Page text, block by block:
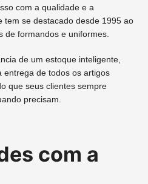
com a qualidade e a
tem se destacado desde 1995 ao
de formandos e uniformes.
de um estoque inteligente,
entrega de todos os artigos
que seus clientes sempre
precisam.
com a